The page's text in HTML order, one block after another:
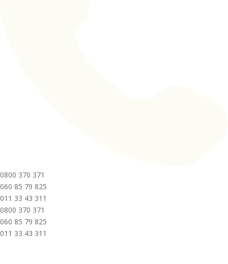
0800 370 371
060 85 79 825
011 33 43 311
0800 370 371
060 85 79 825
011 33 43 311